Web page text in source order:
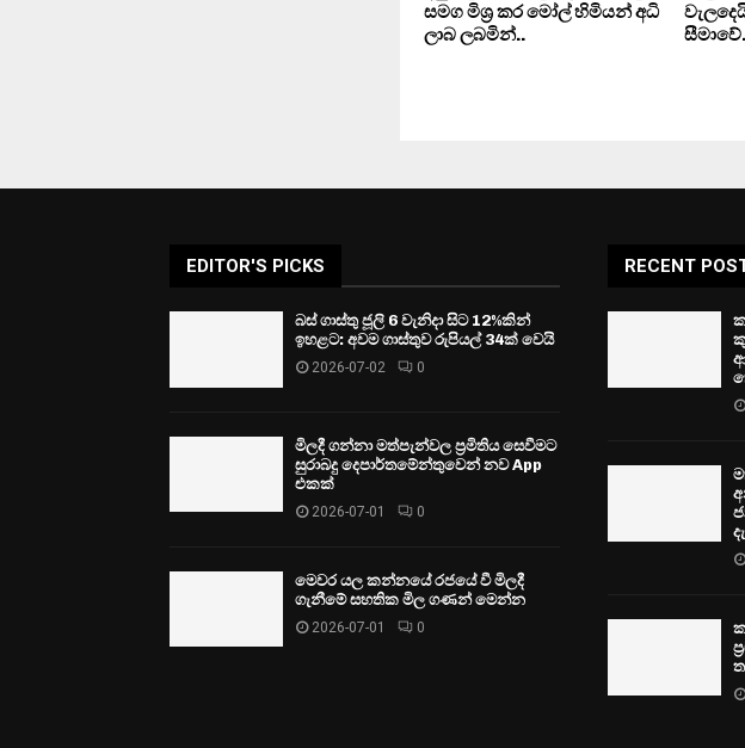
සමග මිශ‍්‍ර කර මෝල් හිමියන් අධි
ලාබ ලබමින්..
EDITOR'S PICKS
බස් ගාස්තු ජූලි 6 වැනිදා සිට 12%කින්
ඉහළට: අවම ගාස්තුව රුපියල් 34ක් වෙයි
2026-07-02 0
මිලදී ගන්නා මත්පැන්වල ප්‍රමිතිය සෙවීමට
සුරාබදු දෙපාර්තමේන්තුවෙන් නව App
එකක්
2026-07-01 0
මෙවර යල කන්නයේ රජයේ වී මිලදී
ගැනීමේ සහතික මිල ගණන් මෙන්න
2026-07-01 0
RECENT